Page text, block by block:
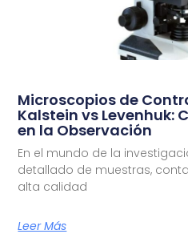
Microscopios de
Kalstein vs Levenhuk:
en la Observación
En el mundo de la
detallado de muestras,
alta calidad
Leer Más